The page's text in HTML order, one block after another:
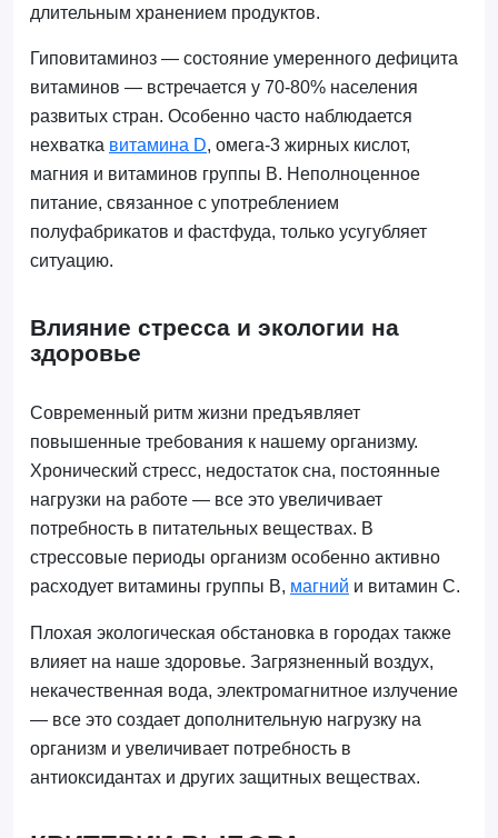
длительным хранением продуктов.
Гиповитаминоз — состояние умеренного дефицита
витаминов — встречается у 70-80% населения
развитых стран. Особенно часто наблюдается
нехватка витамина D, омега-3 жирных кислот,
магния и витаминов группы B. Неполноценное
питание, связанное с употреблением
полуфабрикатов и фастфуда, только усугубляет
ситуацию.
Влияние стресса и экологии на
здоровье
Современный ритм жизни предъявляет
повышенные требования к нашему организму.
Хронический стресс, недостаток сна, постоянные
нагрузки на работе — все это увеличивает
потребность в питательных веществах. В
стрессовые периоды организм особенно активно
расходует витамины группы B, магний и витамин C.
Плохая экологическая обстановка в городах также
влияет на наше здоровье. Загрязненный воздух,
некачественная вода, электромагнитное излучение
— все это создает дополнительную нагрузку на
организм и увеличивает потребность в
антиоксидантах и других защитных веществах.